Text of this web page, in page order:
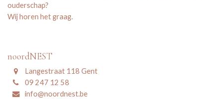
ouderschap?
Wij horen het graag.
noordNEST
Langestraat 118 Gent
09 247 12 58
info@noordnest.be